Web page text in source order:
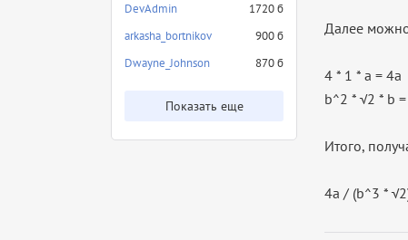
DevAdmin
1720 б
arkasha_bortnikov
900 б
Dwayne_Johnson
870 б
Показать еще
Далее
4 * 1 * a = 4a
b^2 * √2 * b
Итого,
4a / (b^3 *